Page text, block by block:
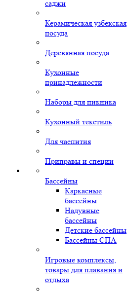
саджи
Керамическая узбекская
посуда
Деревянная посуда
Кухонные
принадлежности
Наборы для пикника
Кухонный текстиль
Для чаепития
Приправы и специи
Бассейны
Каркасные
бассейны
Надувные
бассейны
Детские бассейны
Бассейны СПА
Игровые комплексы,
товары для плавания и
отдыха